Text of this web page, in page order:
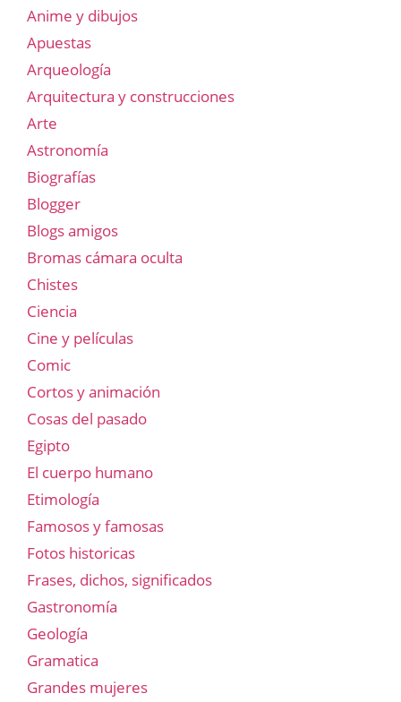
Anime y dibujos
Apuestas
Arqueología
Arquitectura y construcciones
Arte
Astronomía
Biografías
Blogger
Blogs amigos
Bromas cámara oculta
Chistes
Ciencia
Cine y películas
Comic
Cortos y animación
Cosas del pasado
Egipto
El cuerpo humano
Etimología
Famosos y famosas
Fotos historicas
Frases, dichos, significados
Gastronomía
Geología
Gramatica
Grandes mujeres